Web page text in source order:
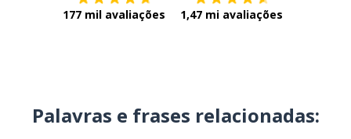
177 mil avaliações 1,47 mi avaliações
Palavras e frases relacionadas: